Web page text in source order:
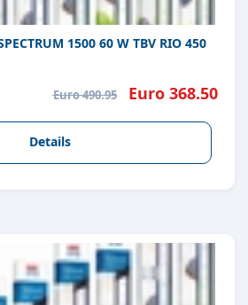
1500 60 W TBV RIO 450
Euro 490.95 Euro 368.50
Details